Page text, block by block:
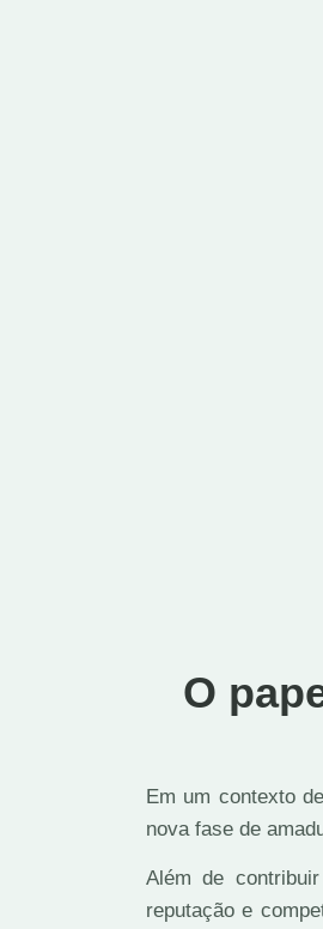
O
Em um contexto de
nova fase de
Além de
reputação e